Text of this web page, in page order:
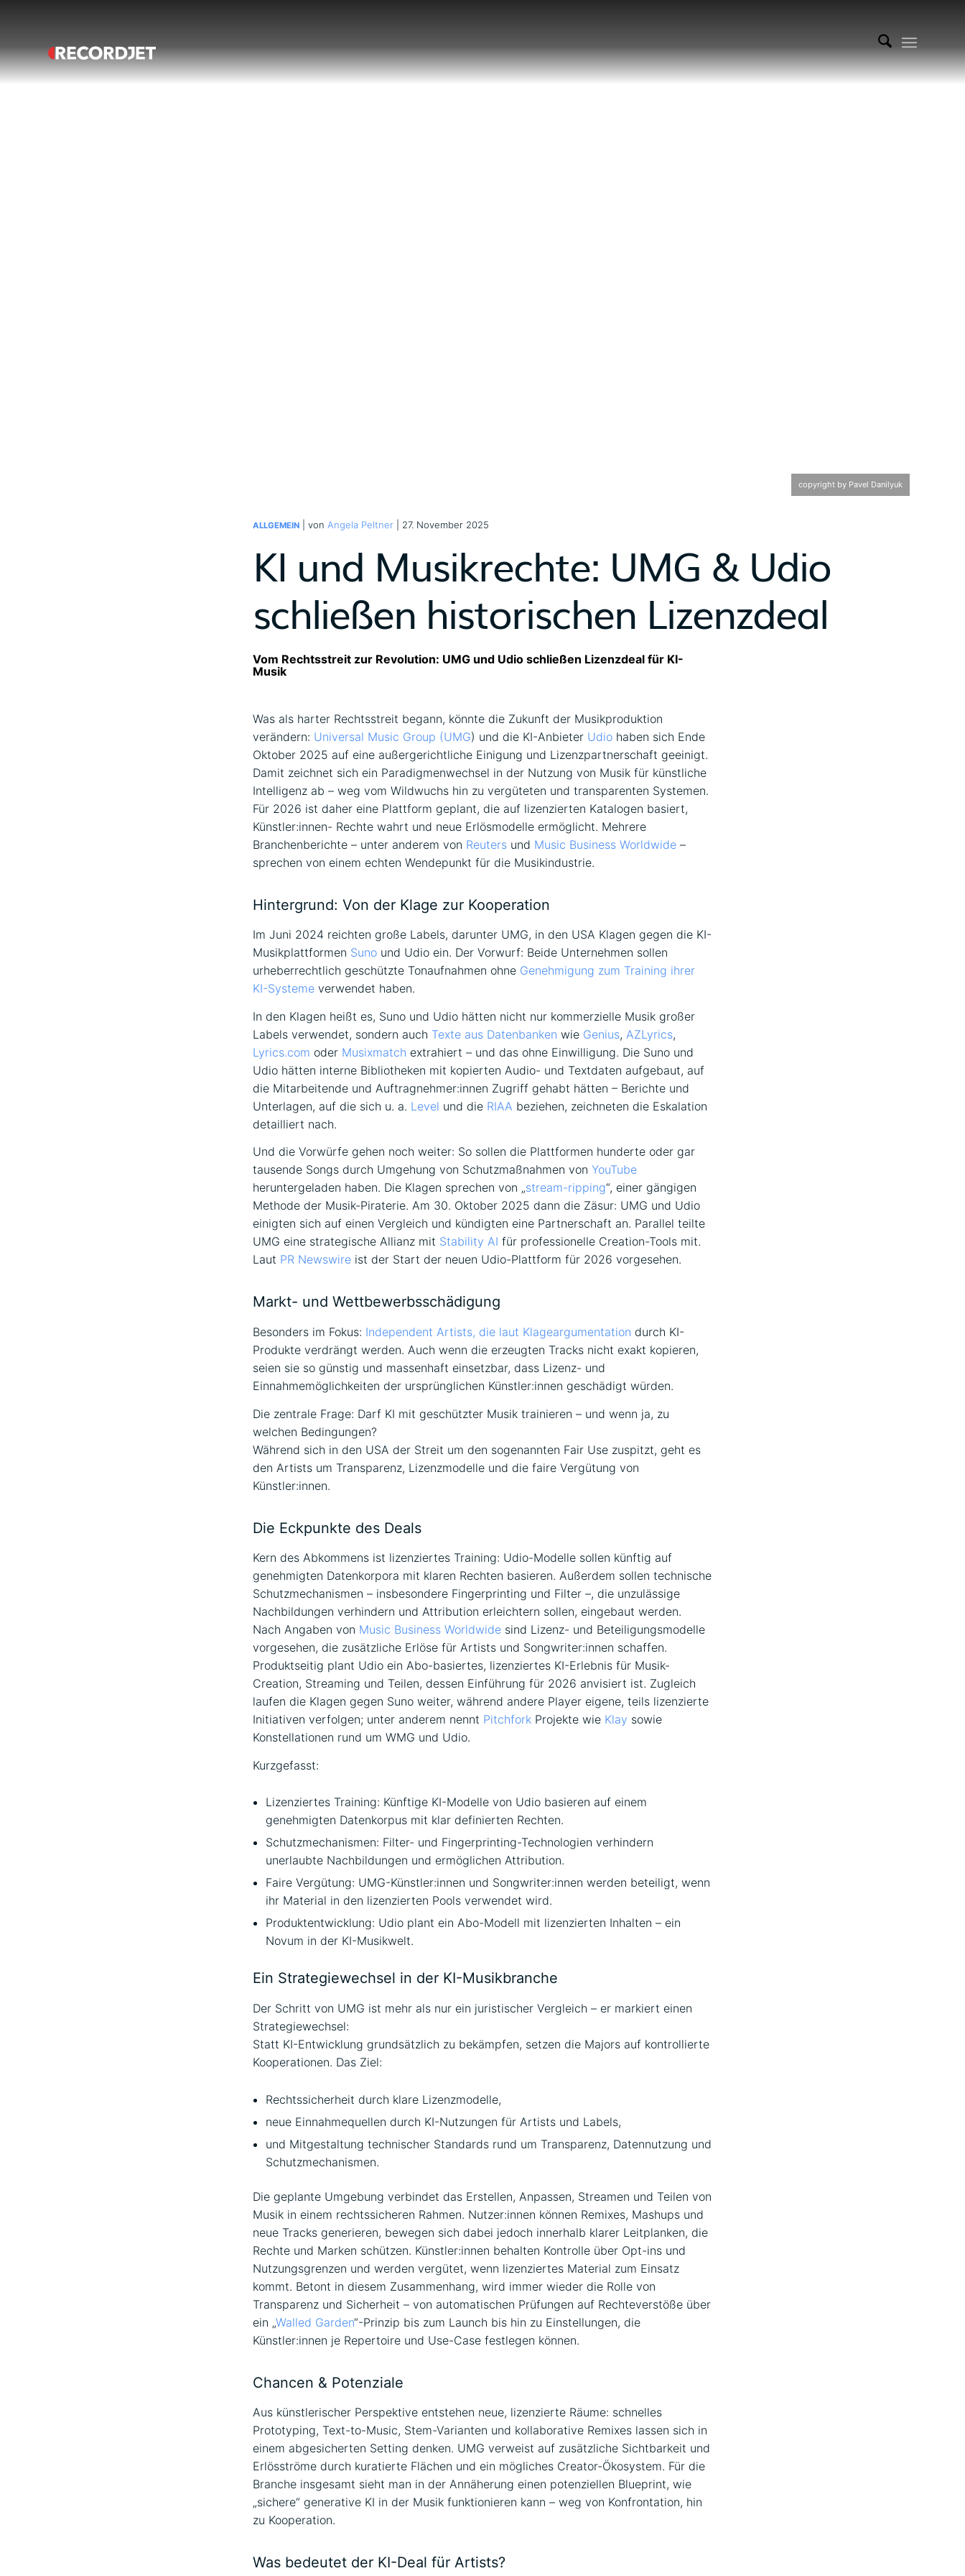
copyright by Pavel Danilyuk
ALLGEMEIN | von Angela Peltner | 27. November 2025
KI und Musikrechte: UMG & Udio
schließen historischen Lizenzdeal
Vom Rechtsstreit zur Revolution: UMG und Udio schließen Lizenzdeal für KI-
Musik
Was als harter Rechtsstreit begann, könnte die Zukunft der Musikproduktion
verändern: Universal Music Group (UMG) und die KI-Anbieter Udio haben sich Ende
Oktober 2025 auf eine außergerichtliche Einigung und Lizenzpartnerschaft geeinigt.
Damit zeichnet sich ein Paradigmenwechsel in der Nutzung von Musik für künstliche
Intelligenz ab – weg vom Wildwuchs hin zu vergüteten und transparenten Systemen.
Für 2026 ist daher eine Plattform geplant, die auf lizenzierten Katalogen basiert,
Künstler:innen- Rechte wahrt und neue Erlösmodelle ermöglicht. Mehrere
Branchenberichte – unter anderem von Reuters und Music Business Worldwide –
sprechen von einem echten Wendepunkt für die Musikindustrie.
Hintergrund: Von der Klage zur Kooperation
Im Juni 2024 reichten große Labels, darunter UMG, in den USA Klagen gegen die KI-
Musikplattformen Suno und Udio ein. Der Vorwurf: Beide Unternehmen sollen
urheberrechtlich geschützte Tonaufnahmen ohne Genehmigung zum Training ihrer
KI-Systeme verwendet haben.
In den Klagen heißt es, Suno und Udio hätten nicht nur kommerzielle Musik großer
Labels verwendet, sondern auch Texte aus Datenbanken wie Genius, AZLyrics,
Lyrics.com oder Musixmatch extrahiert – und das ohne Einwilligung. Die Suno und
Udio hätten interne Bibliotheken mit kopierten Audio- und Textdaten aufgebaut, auf
die Mitarbeitende und Auftragnehmer:innen Zugriff gehabt hätten – Berichte und
Unterlagen, auf die sich u. a. Level und die RIAA beziehen, zeichneten die Eskalation
detailliert nach.
Und die Vorwürfe gehen noch weiter: So sollen die Plattformen hunderte oder gar
tausende Songs durch Umgehung von Schutzmaßnahmen von YouTube
heruntergeladen haben. Die Klagen sprechen von „stream-ripping“, einer gängigen
Methode der Musik-Piraterie. Am 30. Oktober 2025 dann die Zäsur: UMG und Udio
einigten sich auf einen Vergleich und kündigten eine Partnerschaft an. Parallel teilte
UMG eine strategische Allianz mit Stability AI für professionelle Creation-Tools mit.
Laut PR Newswire ist der Start der neuen Udio-Plattform für 2026 vorgesehen.
Markt- und Wettbewerbsschädigung
Besonders im Fokus: Independent Artists, die laut Klageargumentation durch KI-
Produkte verdrängt werden. Auch wenn die erzeugten Tracks nicht exakt kopieren,
seien sie so günstig und massenhaft einsetzbar, dass Lizenz- und
Einnahmemöglichkeiten der ursprünglichen Künstler:innen geschädigt würden.
Die zentrale Frage: Darf KI mit geschützter Musik trainieren – und wenn ja, zu
welchen Bedingungen?
Während sich in den USA der Streit um den sogenannten Fair Use zuspitzt, geht es
den Artists um Transparenz, Lizenzmodelle und die faire Vergütung von
Künstler:innen.
Die Eckpunkte des Deals
Kern des Abkommens ist lizenziertes Training: Udio-Modelle sollen künftig auf
genehmigten Datenkorpora mit klaren Rechten basieren. Außerdem sollen technische
Schutzmechanismen – insbesondere Fingerprinting und Filter –, die unzulässige
Nachbildungen verhindern und Attribution erleichtern sollen, eingebaut werden.
Nach Angaben von Music Business Worldwide sind Lizenz- und Beteiligungsmodelle
vorgesehen, die zusätzliche Erlöse für Artists und Songwriter:innen schaffen.
Produktseitig plant Udio ein Abo-basiertes, lizenziertes KI-Erlebnis für Musik-
Creation, Streaming und Teilen, dessen Einführung für 2026 anvisiert ist. Zugleich
laufen die Klagen gegen Suno weiter, während andere Player eigene, teils lizenzierte
Initiativen verfolgen; unter anderem nennt Pitchfork Projekte wie Klay sowie
Konstellationen rund um WMG und Udio.
Kurzgefasst:
Lizenziertes Training: Künftige KI-Modelle von Udio basieren auf einem
genehmigten Datenkorpus mit klar definierten Rechten.
Schutzmechanismen: Filter- und Fingerprinting-Technologien verhindern
unerlaubte Nachbildungen und ermöglichen Attribution.
Faire Vergütung: UMG-Künstler:innen und Songwriter:innen werden beteiligt, wenn
ihr Material in den lizenzierten Pools verwendet wird.
Produktentwicklung: Udio plant ein Abo-Modell mit lizenzierten Inhalten – ein
Novum in der KI-Musikwelt.
Ein Strategiewechsel in der KI-Musikbranche
Der Schritt von UMG ist mehr als nur ein juristischer Vergleich – er markiert einen
Strategiewechsel:
Statt KI-Entwicklung grundsätzlich zu bekämpfen, setzen die Majors auf kontrollierte
Kooperationen. Das Ziel:
Rechtssicherheit durch klare Lizenzmodelle,
neue Einnahmequellen durch KI-Nutzungen für Artists und Labels,
und Mitgestaltung technischer Standards rund um Transparenz, Datennutzung und
Schutzmechanismen.
Die geplante Umgebung verbindet das Erstellen, Anpassen, Streamen und Teilen von
Musik in einem rechtssicheren Rahmen. Nutzer:innen können Remixes, Mashups und
neue Tracks generieren, bewegen sich dabei jedoch innerhalb klarer Leitplanken, die
Rechte und Marken schützen. Künstler:innen behalten Kontrolle über Opt-ins und
Nutzungsgrenzen und werden vergütet, wenn lizenziertes Material zum Einsatz
kommt. Betont in diesem Zusammenhang, wird immer wieder die Rolle von
Transparenz und Sicherheit – von automatischen Prüfungen auf Rechteverstöße über
ein „Walled Garden“-Prinzip bis zum Launch bis hin zu Einstellungen, die
Künstler:innen je Repertoire und Use-Case festlegen können.
Chancen & Potenziale
Aus künstlerischer Perspektive entstehen neue, lizenzierte Räume: schnelles
Prototyping, Text-to-Music, Stem-Varianten und kollaborative Remixes lassen sich in
einem abgesicherten Setting denken. UMG verweist auf zusätzliche Sichtbarkeit und
Erlösströme durch kuratierte Flächen und ein mögliches Creator-Ökosystem. Für die
Branche insgesamt sieht man in der Annäherung einen potenziellen Blueprint, wie
„sichere“ generative KI in der Musik funktionieren kann – weg von Konfrontation, hin
zu Kooperation.
Was bedeutet der KI-Deal für Artists?